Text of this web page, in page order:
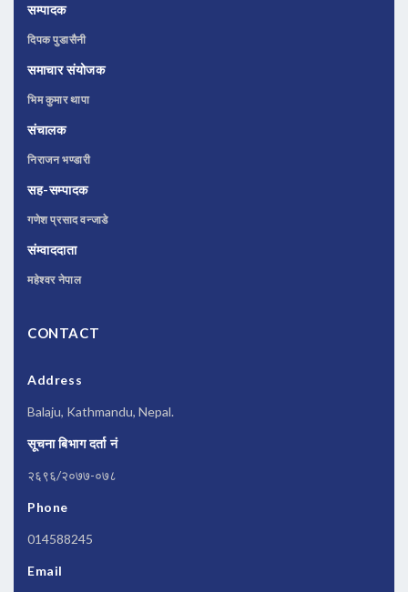
सम्पादक
दिपक पुडासैनी
समाचार संयोजक
भिम कुमार थापा
संचालक
निराजन भण्डारी
सह-सम्पादक
गणेश प्रसाद वन्जाडे
संम्वाददाता
महेश्वर नेपाल
CONTACT
Address
Balaju, Kathmandu, Nepal.
सूचना बिभाग दर्ता नं
२६९६/२०७७-०७८
Phone
014588245
Email